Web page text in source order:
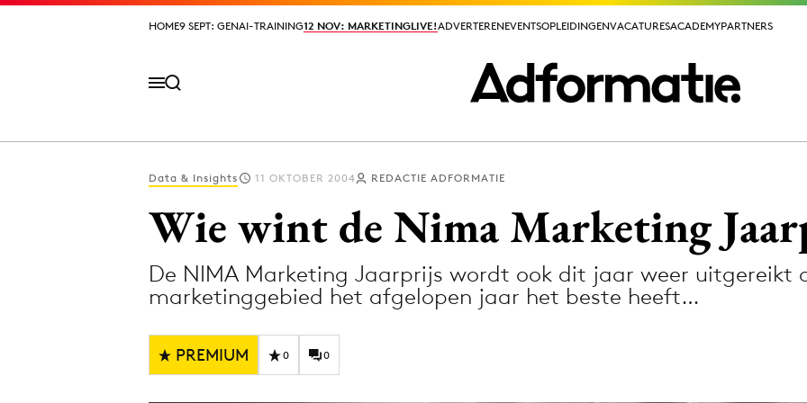
HOME9 SEPT: GENAI-TRAINING12 NOV: MARKETINGLIVE!ADVERTERENEVENTSOPLEIDINGENVACATURESACADEMYPARTNERS
HOME9 SEPT: GENAI-TRAINING12 NOV: MARKETINGLIVE!ADVERTERENEVENTSOPLEIDINGENVACATURESACADEMYPARTNERS
Digital transformation
Diversiteit
Data & Insights 11 OKTOBER 2004 REDACTIE ADFORMATIE
Wie wint de Nima Marketing
De NIMA Marketing Jaarprijs wordt ook dit jaar weer uitgereikt
marketinggebied het afgelopen jaar het beste heeft…
PREMIUM 0 0